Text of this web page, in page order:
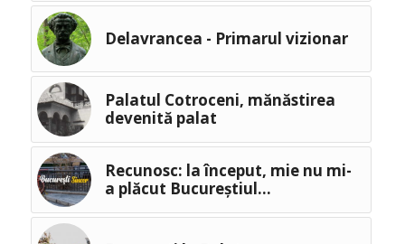
Delavrancea - Primarul vizionar
Palatul Cotroceni, mănăstirea
devenită palat
Recunosc: la început, mie nu mi-
a plăcut Bucureștiul…